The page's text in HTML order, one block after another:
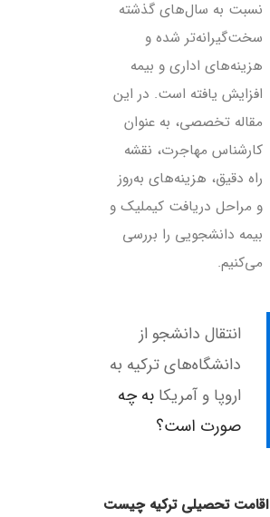
نسبت به سال‌های گذشته
سخت‌گیرانه‌تر شده و
هزینه‌های اداری و بیمه
افزایش یافته است. در این
مقاله تخصصی، به عنوان
کارشناس مهاجرت، نقشه
راه دقیق، هزینه‌های به‌روز
و مراحل دریافت کیملیک و
بیمه دانشجویی را بررسی
می‌کنیم.
انتقال دانشجو از
دانشگاه‌های ترکیه به
اروپا و آمریکا به چه
صورت است؟
اقامت تحصیلی ترکیه چیست